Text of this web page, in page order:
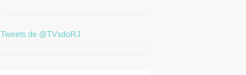
Tweets de @TVsdoRJ